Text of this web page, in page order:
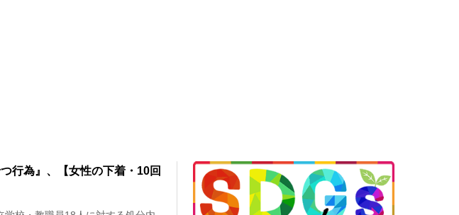
行為』、【女性の下着・10回